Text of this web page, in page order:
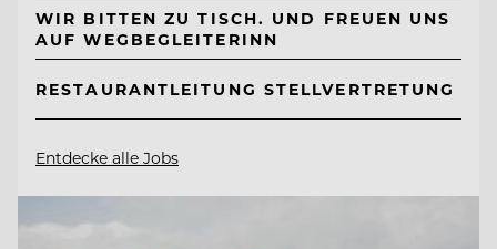
WIR BITTEN ZU TISCH. UND FREUEN UNS
AUF WEGBEGLEITERINN
RESTAURANTLEITUNG STELLVERTRETUNG
Entdecke alle Jobs